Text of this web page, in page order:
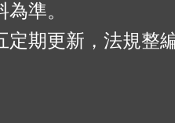
準。
定期更新，法規整